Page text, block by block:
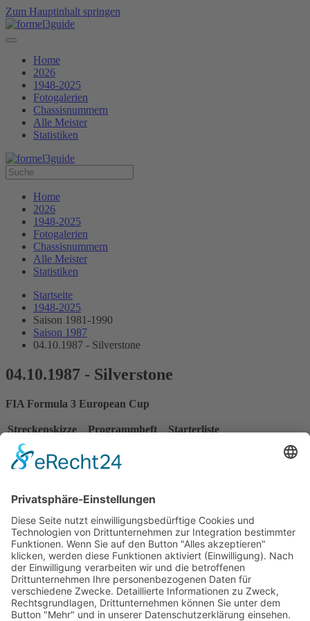
Zum Hauptinhalt springen
Home
2026
1948-2025
Fotogalerien
Chassisnummern
Alle Meister
Statistiken
Home
2026
1948-2025
Fotogalerien
Chassisnummern
Alle Meister
Statistiken
Startseite
1948-2025
Saison 1981-1990
Saison 1987
04.10.1987 - Silverstone
04.10.1987 - Silverstone
FIA Formula 3 European Cup
Streckenskizze Programmheft Starterliste
Alle Ergebnisse:
Nennungsliste
Ergebnis Zeittraining 1
Original Zeitnahme
Ergebnis Zeittraining 2
Gesamtergebnis Zeittraining 1+2
Original Zeitnahme
Ergebnis Warm Up
Startaufstellung